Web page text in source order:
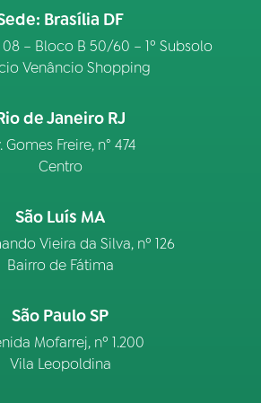
Brasília DF
– Bloco B 50/60 – 1º Subsolo
Venâncio Shopping
de Janeiro RJ
Gomes Freire, n° 474
Centro
São Luís MA
Vieira da Silva, nº 126
Bairro de Fátima
São Paulo SP
Mofarrej, nº 1.200
Vila Leopoldina